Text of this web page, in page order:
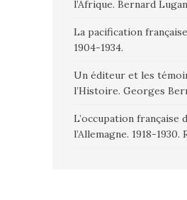
l’Afrique. Bernard
La pacification
1904-1934.
Un éditeur et les
l’Histoire. Georges
L’occupation française
l’Allemagne. 1918-1930.